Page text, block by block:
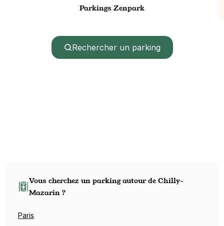
Parkings Zenpark
Rechercher un parking
Vous cherchez un parking autour de Chilly-
Mazarin ?
Paris